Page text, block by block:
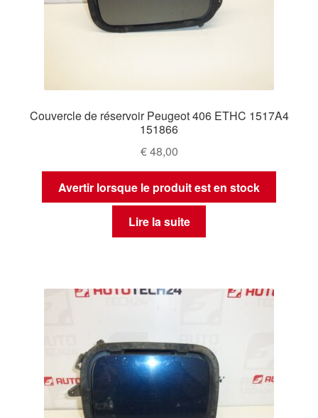
Procédure de Réclamation
Couvercle de réservoir Peugeot 406 ETHC 1517A4
151866
€48,00
Avertir lorsque le produit est en stock
Lire la suite